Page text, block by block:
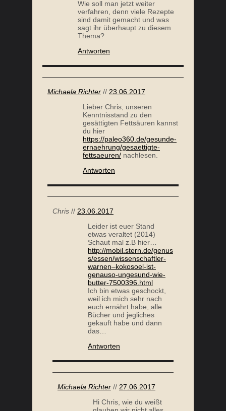
Wie soll man jetzt weiter
verfahren, denn viele Rezepte
sind damit gemacht und was
sagt ihr überhaupt zu diesem
Thema?
Antworten
Michaela Richter // 23.06.2017
Lieber Chris, unseren
Kenntnisstand zu den
gesättigten Fettsäuren kannst
du hier
https://paleo360.de/gesunde-
ernaehrung/gesaettigte-
fettsaeuren/ nachlesen.
Antworten
Chris // 23.06.2017
Leider ist euer Stand
etwas veraltet (2014)
Schaut mal z.B hier…
http://mobil.stern.de/genus
s/essen/wissenschaftler-
warnen–kokosoel-ist-
genauso-ungesund-wie-
butter-7500396.html
Ich bin etwas geschockt,
weil ich mich sehr nach
euch ernährt habe, alle
Bücher und jegliches
gekauft habe und dann
das…
Antworten
Michaela Richter // 27.06.2017
Hi Chris, wie du weißt